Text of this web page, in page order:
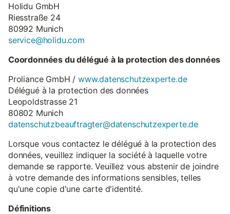
Holidu GmbH
Riesstraße 24
80992 Munich
service@holidu.com
Coordonnées du délégué à la protection des données
Proliance GmbH /www.datenschutzexperte.de
Délégué à la protection des données
Leopoldstrasse 21
80802 Munich
datenschutzbeauftragter@datenschutzexperte.de
Lorsque vous contactez le délégué à la protection des
données, veuillez indiquer la société à laquelle votre
demande se rapporte. Veuillez vous abstenir de joindre
à votre demande des informations sensibles, telles
qu'une copie d'une carte d'identité.
Définitions